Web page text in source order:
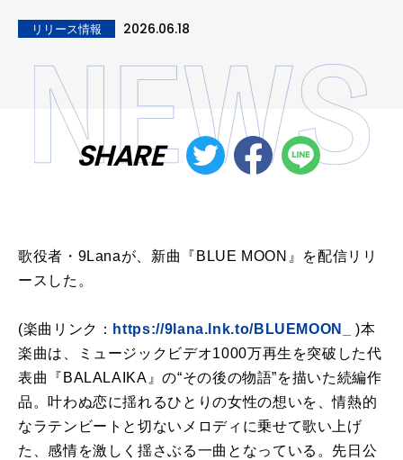
リリース情報 2026.06.18
SHARE
歌役者・9Lanaが、新曲『BLUE MOON』を配信リリ
ースした。
(楽曲リンク： https://9lana.lnk.to/BLUEMOON_
)本
楽曲は、ミュージックビデオ1000万再生を突破した代
表曲『BALALAIKA』の“その後の物語”を描いた続編作
品。叶わぬ恋に揺れるひとりの女性の想いを、情熱的
なラテンビートと切ないメロディに乗せて歌い上げ
た、感情を激しく揺さぶる一曲となっている。先日公